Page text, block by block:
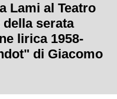
Lami al Teatro
serata
lirica 1958-
di Giacomo